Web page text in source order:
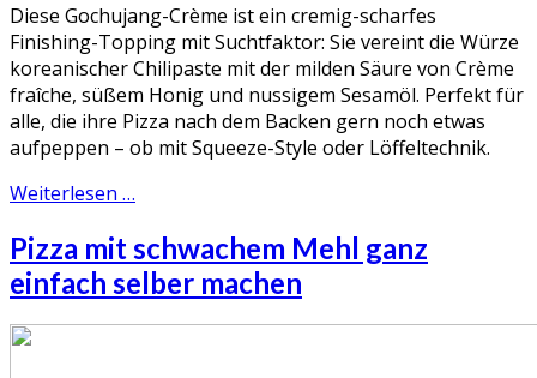
Diese Gochujang-Crème ist ein cremig-scharfes
Finishing-Topping mit Suchtfaktor: Sie vereint die Würze
koreanischer Chilipaste mit der milden Säure von Crème
fraîche, süßem Honig und nussigem Sesamöl. Perfekt für
alle, die ihre Pizza nach dem Backen gern noch etwas
aufpeppen – ob mit Squeeze-Style oder Löffeltechnik.
Weiterlesen …
Pizza mit schwachem Mehl ganz
einfach selber machen